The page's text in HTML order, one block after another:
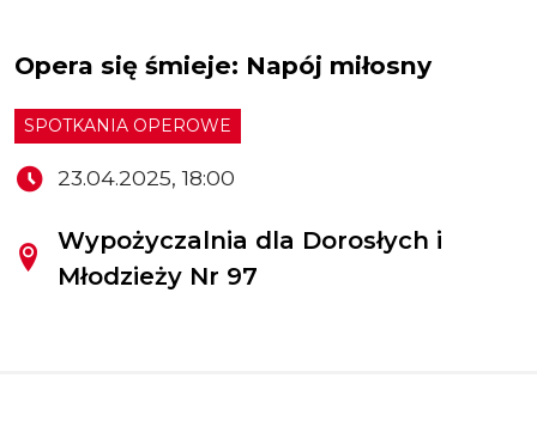
Opera się śmieje: Napój miłosny
SPOTKANIA OPEROWE
23.04.2025, 18:00
Wypożyczalnia dla Dorosłych i
Młodzieży Nr 97